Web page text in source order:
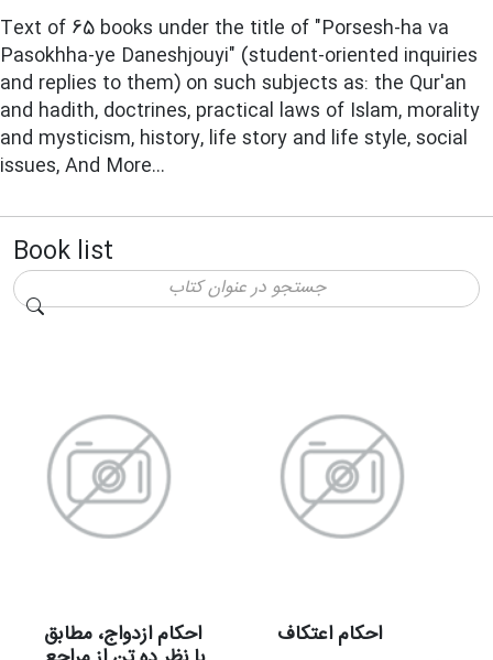
Text of 65 books under the title of "Porsesh-ha va
Pasokhha-ye Daneshjouyi" (student-oriented inquiries
and replies to them) on such subjects as: the Qur'an
and hadith, doctrines, practical laws of Islam, morality
and mysticism, history, life story and life style, social
issues, And More…
Book list
احکام ازدواج، مطابق احکام اعتکاف